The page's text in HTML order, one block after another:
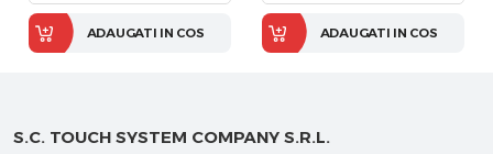
ADAUGATI IN COS ADAUGATI IN COS
S.C. TOUCH SYSTEM COMPANY S.R.L.